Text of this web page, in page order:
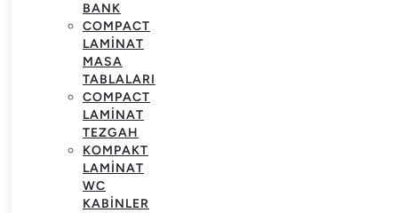
BANK
COMPACT
LAMINAT
MASA
TABLALARI
COMPACT
LAMINAT
TEZGAH
KOMPAKT
LAMINAT
WC
KABINLER